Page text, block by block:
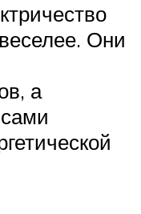
Они
а